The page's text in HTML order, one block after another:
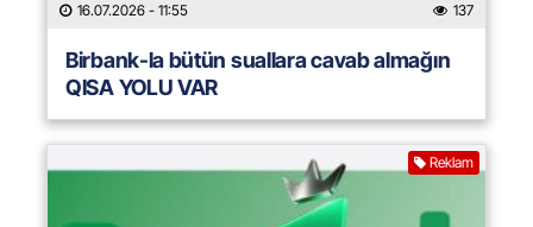
16.07.2026 - 11:55 137
Birbank-la bütün suallara cavab almağın
QISA YOLU VAR
Reklam